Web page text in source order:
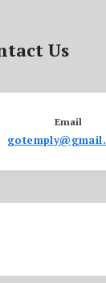
Us
Email